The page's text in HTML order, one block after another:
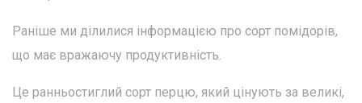
Раніше ми ділилися інформацією про сорт помідорів,
що має вражаючу продуктивність.
Це ранньостиглий сорт перцю, який цінують за великі,